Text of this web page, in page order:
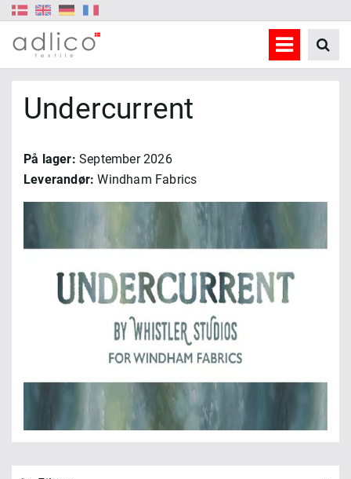
Undercurrent
På lager: September 2026
Leverandør: Windham Fabrics